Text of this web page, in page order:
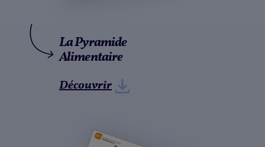
La Pyramide
Alimentaire
Découvrir